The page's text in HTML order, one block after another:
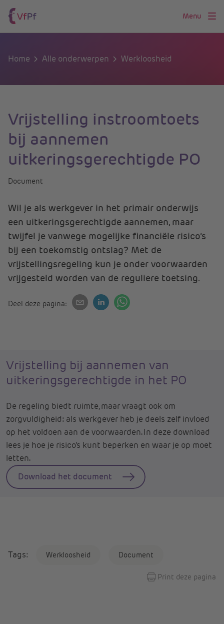
Menu
Home Alle onderwerpen Werkloosheid
Vrijstelling instroomtoets
bij aannemen
uitkeringsgerechtigde PO
Document
Wil je als werkgever in het primair onderwijs
een uitkeringsgerechtigde aannemen, maar
twijfel je vanwege mogelijke financiële risico’s
bij een toekomstig ontslag? Met de
vrijstellingsregeling kun je onder voorwaarden
vrijgesteld worden van de reguliere toetsing.
Deel deze pagina:
Vrijstelling bij aannemen van
uitkeringsgerechtigde in het PO
De regeling biedt ruimte, maar vraagt ook om
zorgvuldigheid: als werkgever heb je deels zelf invloed
op het voldoen aan de voorwaarden. In deze download
lees je hoe je risico’s kunt beperken en waar je op moet
letten.
Download het document
Tags: Werkloosheid Document
Print deze pagina